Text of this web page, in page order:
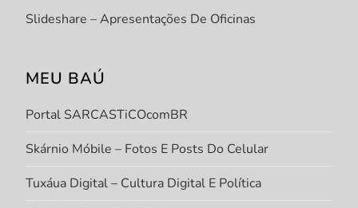
Slideshare – Apresentações De Oficinas
MEU BAÚ
Portal SARCASTiCOcomBR
Skárnio Móbile – Fotos E Posts Do Celular
Tuxáua Digital – Cultura Digital E Política